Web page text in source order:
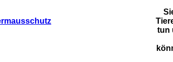
tun